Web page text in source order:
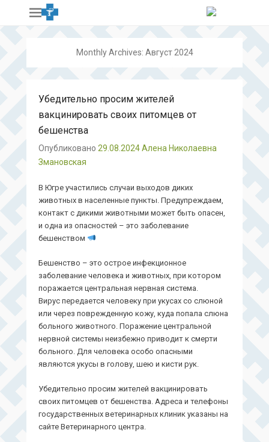
Monthly Archives: Август 2024
Убедительно просим жителей
вакцинировать своих питомцев от
бешенства
Опубликовано 29.08.2024Алена Николаевна
Змановская
В Югре участились случаи выходов диких
животных в населенные пункты. Предупреждаем,
контакт с дикими животными может быть опасен,
и одна из опасностей – это заболевание
бешенством
Бешенство – это острое инфекционное
заболевание человека и животных, при котором
поражается центральная нервная система.
Вирус передается человеку при укусах со слюной
или через поврежденную кожу, куда попала слюна
больного животного. Поражение центральной
нервной системы неизбежно приводит к смерти
больного. Для человека особо опасными
являются укусы в голову, шею и кисти рук.
Убедительно просим жителей вакцинировать
своих питомцев от бешенства. Адреса и телефоны
государственных ветеринарных клиник указаны на
сайте Ветеринарного центра.